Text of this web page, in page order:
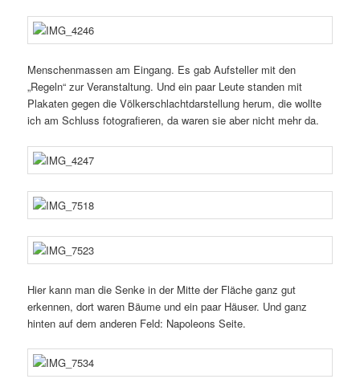
Menschenmassen am Eingang. Es gab Aufsteller mit den
„Regeln“ zur Veranstaltung. Und ein paar Leute standen mit
Plakaten gegen die Völkerschlachtdarstellung herum, die wollte
ich am Schluss foto­gra­fieren, da waren sie aber nicht mehr da.
Hier kann man die Senke in der Mitte der Fläche ganz gut
erkennen, dort waren Bäume und ein paar Häuser. Und ganz
hinten auf dem anderen Feld: Napoleons Seite.